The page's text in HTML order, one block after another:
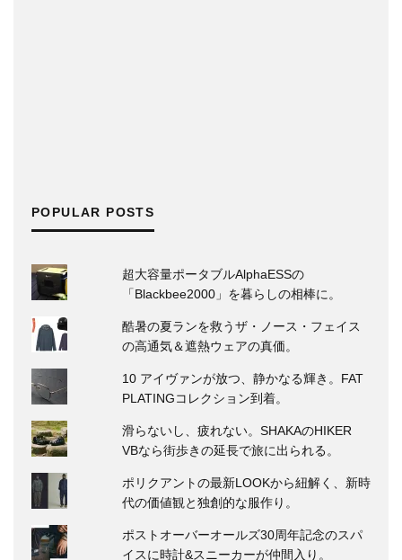
POPULAR POSTS
超大容量ポータブルAlphaESSの
「Blackbee2000」を暮らしの相棒に。
酷暑の夏ランを救うザ・ノース・フェイス
の高通気＆遮熱ウェアの真価。
10 アイヴァンが放つ、静かなる輝き。FAT
PLATINGコレクション到着。
滑らないし、疲れない。SHAKAのHIKER
VBなら街歩きの延長で旅に出られる。
ポリクアントの最新LOOKから紐解く、新時
代の価値観と独創的な服作り。
ポストオーバーオールズ30周年記念のスパ
イスに時計&スニーカーが仲間入り。